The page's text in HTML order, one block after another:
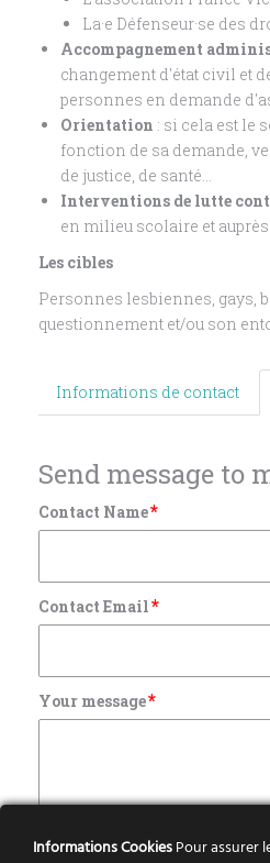
La·e Défenseur·se des
Accompagnement
changement d'état civil et
personnes en demande
Orientation : si cela est le
fonction de sa demande,
de justice, de santé…
Interventions de lutte
en milieu scolaire et
Les cibles
Personnes lesbiennes, gays,
questionnement et/ou son
Informations de contact
Send message to
Contact Name*
Contact Email*
Your message*
Informations CookiesPour assurer